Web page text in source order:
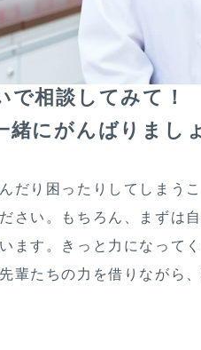
相談してみて！
にがんばりまし
だり困ったりしてしまう
さい。もちろん、まずは
ます。きっと力になって
輩たちの力を借りながら